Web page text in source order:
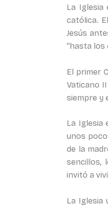
La Iglesia
católica.
Jesús
“hasta los
El primer
Vaticano
siempre y
La Iglesia
unos
de la
sencillos,
invitó a
La Iglesia